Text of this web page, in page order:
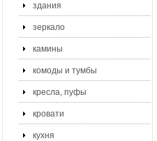
здания
зеркало
камины
комоды и тумбы
кресла, пуфы
кровати
кухня